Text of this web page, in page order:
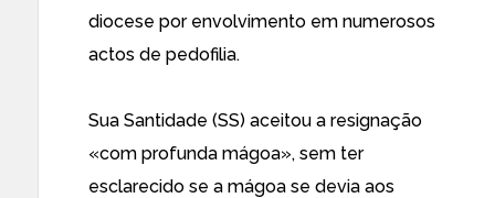
diocese por envolvimento em numerosos
actos de pedofilia.
Sua Santidade (SS) aceitou a resignação
«com profunda mágoa», sem ter
esclarecido se a mágoa se devia aos